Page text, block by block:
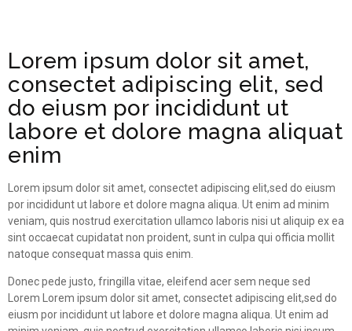
Lorem ipsum dolor sit amet,
consectet adipiscing elit, sed
do eiusm por incididunt ut
labore et dolore magna aliquat
enim
Lorem ipsum dolor sit amet, consectet adipiscing elit,sed do eiusm
por incididunt ut labore et dolore magna aliqua. Ut enim ad minim
veniam, quis nostrud exercitation ullamco laboris nisi ut aliquip ex ea
sint occaecat cupidatat non proident, sunt in culpa qui officia mollit
natoque consequat massa quis enim.
Donec pede justo, fringilla vitae, eleifend acer sem neque sed
Lorem Lorem ipsum dolor sit amet, consectet adipiscing elit,sed do
eiusm por incididunt ut labore et dolore magna aliqua. Ut enim ad